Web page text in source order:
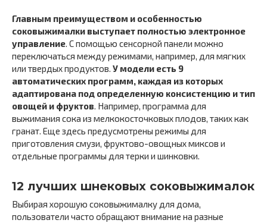
Главным преимуществом и особенностью
соковыжималки выступает полностью электронное
управление. С помощью сенсорной панели можно
переключаться между режимами, например, для мягких
или твердых продуктов. У модели есть 9
автоматических программ, каждая из которых
адаптирована под определенную консистенцию и тип
овощей и фруктов. Например, программа для
выжимания сока из мелкокосточковых плодов, таких как
гранат. Еще здесь предусмотрены режимы для
приготовления смузи, фруктово-овощных миксов и
отдельные программы для терки и шинковки.
12 лучших шнековых соковыжималок
Выбирая хорошую соковыжималку для дома,
пользователи часто обращают внимание на разные